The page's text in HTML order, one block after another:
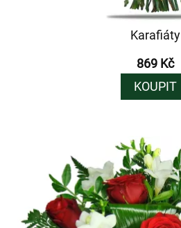
Karafiáty
869 Kč
KOUPIT